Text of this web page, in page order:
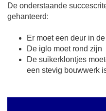
De onderstaande
gehanteerd:
Er moet een deur in
De iglo moet rond zijn
De suikerklontjes
een stevig bouwwerk